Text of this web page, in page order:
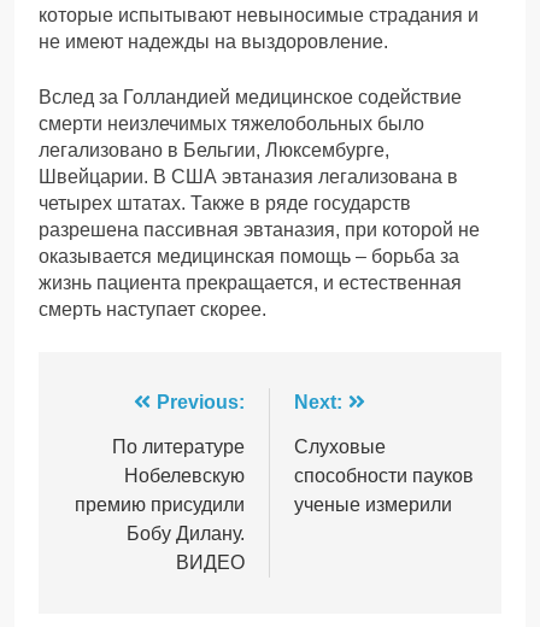
которые испытывают невыносимые страдания и
не имеют надежды на выздоровление.
Вслед за Голландией медицинское содействие
смерти неизлечимых тяжелобольных было
легализовано в Бельгии, Люксембурге,
Швейцарии. В США эвтаназия легализована в
четырех штатах. Также в ряде государств
разрешена пассивная эвтаназия, при которой не
оказывается медицинская помощь – борьба за
жизнь пациента прекращается, и естественная
смерть наступает скорее.
Навігація
записів
Previous:
По литературе
Нобелевскую
премию присудили
Бобу Дилану.
ВИДЕО
Next:
Слуховые
способности пауков
ученые измерили